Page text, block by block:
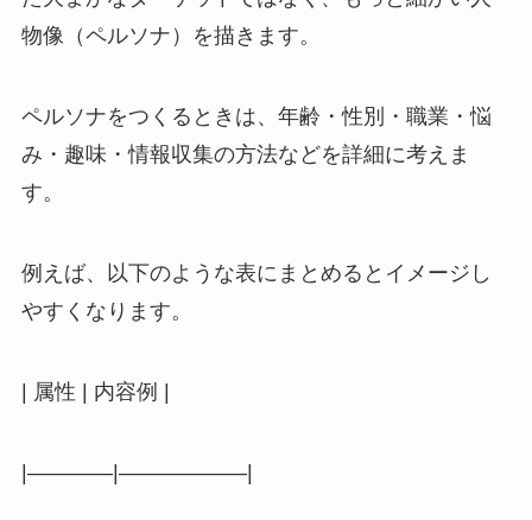
物像（ペルソナ）を描きます。
ペルソナをつくるときは、年齢・性別・職業・悩
み・趣味・情報収集の方法などを詳細に考えま
す。
例えば、以下のような表にまとめるとイメージし
やすくなります。
| 属性 | 内容例 |
|————|——————|